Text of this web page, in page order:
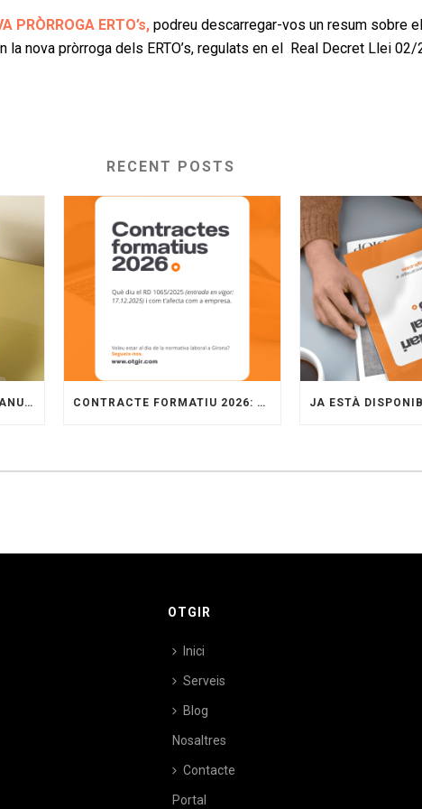
PRÒRROGA ERTO’s, podreu descarregar-vos un resum sobre
la nova pròrroga dels ERTO’s, regulats en el Real Decret Llei 02/
RECENT POSTS
JA ESTÀ DISPONIBLE EL MANUAL LABORAL 2026 D’OTGIR CONTRACTE FORMATIU 2026: QUÈ PORTA EL RD 1065/2025 I COM APLICAR-LO A L’EMPRESA
OTGIR
Inici
Serveis
Blog
Nosaltres
Contacte
Portal